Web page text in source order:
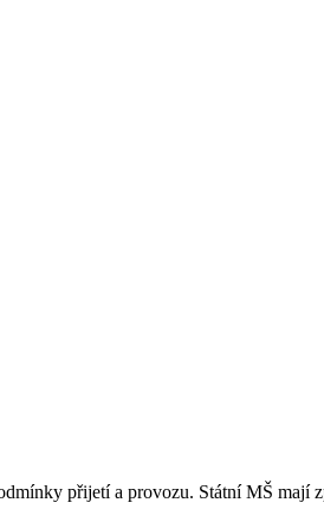
přijetí a provozu. Státní MŠ mají